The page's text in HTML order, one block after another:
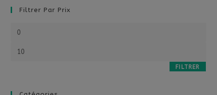
Filtrer Par Prix
FILTRER